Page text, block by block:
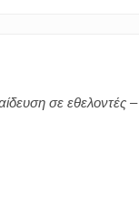
σε εθελοντές –